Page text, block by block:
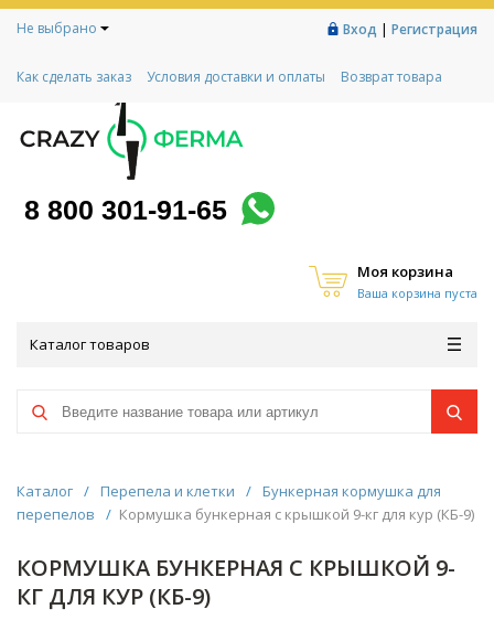
Не выбрано Вход | Регистрация
Как сделать заказ Условия доставки и оплаты
Возврат товара
Контакты
Социальный контракт
Любимая ферма
8 800 301-91-65
Моя корзина
Ваша корзина пуста
Каталог товаров
Каталог / Перепела и клетки / Бункерная кормушка для
перепелов
/ Кормушка бункерная с крышкой 9-кг для кур (КБ-9)
КОРМУШКА БУНКЕРНАЯ С КРЫШКОЙ 9-
КГ ДЛЯ КУР (КБ-9)